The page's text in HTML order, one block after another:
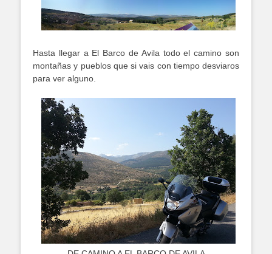
Hasta llegar a El Barco de Avila todo el camino son
montañas y pueblos que si vais con tiempo desviaros
para ver alguno.